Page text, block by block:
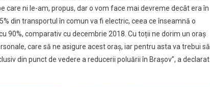
care ni le-am, propus, dar o vom face mai devreme decât era în
din transportul în comun va fi electric, ceea ce înseamnă o
90%, comparativ cu decembrie 2018. Cu toții ne dorim un oraș
care să ne asigure acest oraș, iar pentru asta va trebui să
din punct de vedere a reducerii poluării în Brașov”, a declarat